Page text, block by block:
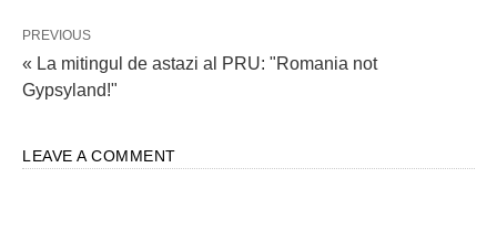
PREVIOUS
« La mitingul de astazi al PRU: "Romania not
Gypsyland!"
LEAVE A COMMENT